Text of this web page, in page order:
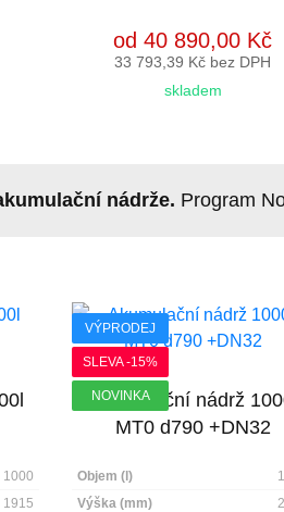
od 40 890,00 Kč
33 793,39 Kč bez DPH
skladem
nádrže. Program
1000
1915
VÝPRODEJ
SLEVA -15%
NOVINKA
Akumulační nádrž
MT0 d790 +DN32
Objem (l)
Výška (mm)